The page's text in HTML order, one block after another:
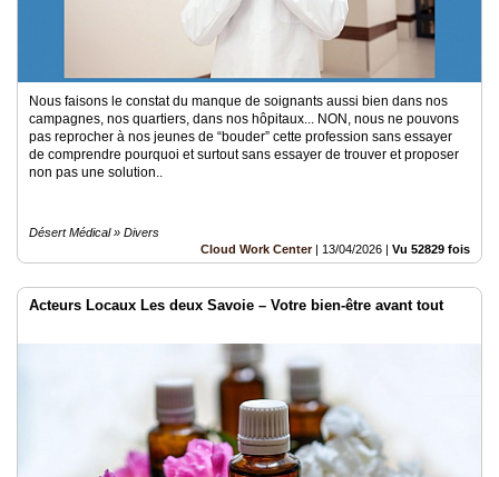
Nous faisons le constat du manque de soignants aussi bien dans nos
campagnes, nos quartiers, dans nos hôpitaux... NON, nous ne pouvons
pas reprocher à nos jeunes de “bouder” cette profession sans essayer
de comprendre pourquoi et surtout sans essayer de trouver et proposer
non pas une solution..
Désert Médical » Divers
Cloud Work Center| 13/04/2026 | Vu 52829 fois
Acteurs Locaux Les deux Savoie – Votre bien-être avant tout